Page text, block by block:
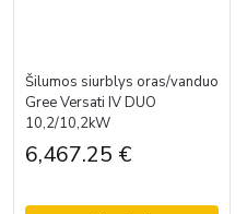
Šilumos siurblys oras/vanduo
Gree Versati IV DUO
10,2/10,2kW
6,467.25 €